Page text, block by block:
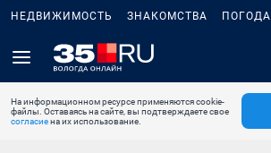
НЕДВИЖИМОСТЬ ЗНАКОМСТВА ПОГОДА
На информационном ресурсе применяются cookie-
файлы. Оставаясь на сайте, вы подтверждаете свое
согласиена их использование.